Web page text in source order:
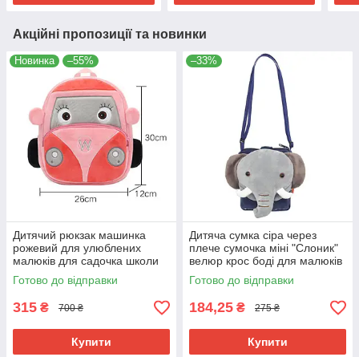
Акційні пропозиції та новинки
Новинка –55%
Дитячий рюкзак машинка
рожевий для улюблених
малюків для садочка школи
м'який велюр машинка "W"
маленький дівчинці
Готово до відправки
315 ₴ 700 ₴
Купити
–33%
Дитяча сумка сіра через
плече сумочка міні "Слоник"
велюр крос боді для малюків
унісекс для телефону
Готово до відправки
184,25 ₴ 275 ₴
Купити